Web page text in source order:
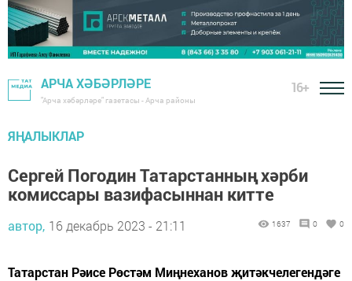
АРЧА ХӘБӘРЛӘРЕ
"Арча хәбәрләре" газетасы - Арча районы
16+
ЯҢАЛЫКЛАР
Сергей Погодин Татарстанның хәрби
комиссары вазифасыннан китте
автор, 16 декабрь 2023 - 21:11 1637 0 0
Татарстан Рәисе Рөстәм Миңнеханов җитәкчелегендәге